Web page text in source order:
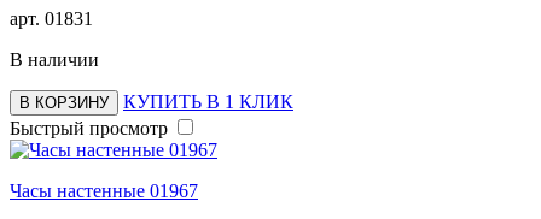
арт. 01831
В наличии
В КОРЗИНУ
КУПИТЬ В 1 КЛИК
Быстрый просмотр
Часы настенные 01967